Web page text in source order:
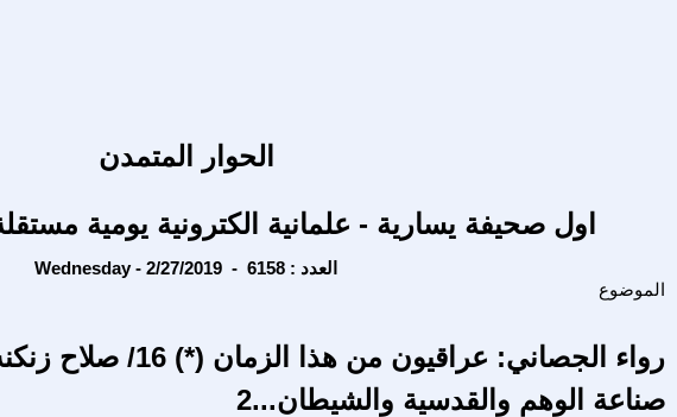
الحوار المتمدن
اول صحيفة يسارية - علمانية الكترونية يومية
Wednesday - 2/27/2019 - العدد : 6158
الموضوع
رواء الجصاني: عراقيون من هذا الزمان (*) 16/ صلاح زنكنه
صناعة الوهم والقدسية والشيطان...2